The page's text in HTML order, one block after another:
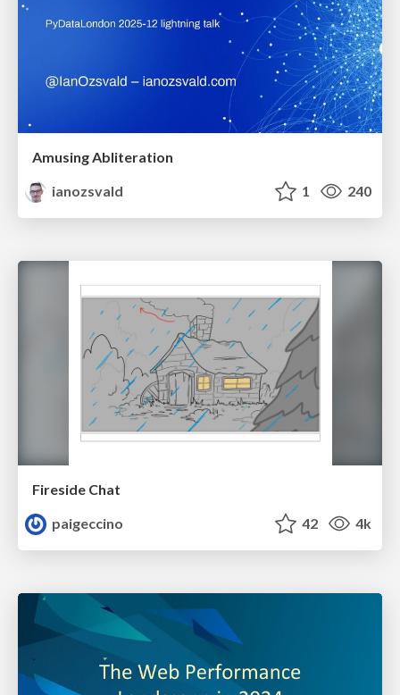
Amusing Abliteration
ianozsvald
1 240
Fireside Chat
paigeccino
42 4k